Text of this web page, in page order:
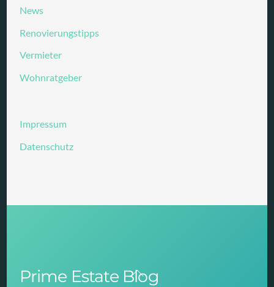
News
Renovierungstipps
Vermieter
Wohnratgeber
Impressum
Datenschutz
Back
Prime Estate Blog